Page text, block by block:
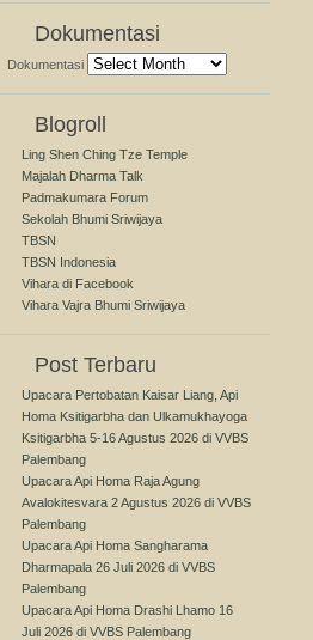
Dokumentasi
Dokumentasi
Blogroll
Ling Shen Ching Tze Temple
Majalah Dharma Talk
Padmakumara Forum
Sekolah Bhumi Sriwijaya
TBSN
TBSN Indonesia
Vihara di Facebook
Vihara Vajra Bhumi Sriwijaya
Post Terbaru
Upacara Pertobatan Kaisar Liang, Api
Homa Ksitigarbha dan Ulkamukhayoga
Ksitigarbha 5-16 Agustus 2026 di VVBS
Palembang
Upacara Api Homa Raja Agung
Avalokitesvara 2 Agustus 2026 di VVBS
Palembang
Upacara Api Homa Sangharama
Dharmapala 26 Juli 2026 di VVBS
Palembang
Upacara Api Homa Drashi Lhamo 16
Juli 2026 di VVBS Palembang